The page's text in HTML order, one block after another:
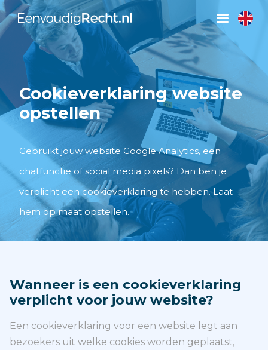
Cookieverklaring website
opstellen
Gebruikt jouw website Google Analytics, een
chatfunctie of social media pixels? Dan ben je
verplicht een cookieverklaring te hebben. Laat
hem op maat opstellen.
Wanneer is een cookieverklaring
verplicht voor jouw website?
Een cookieverklaring voor een website legt aan
bezoekers uit welke cookies worden geplaatst,